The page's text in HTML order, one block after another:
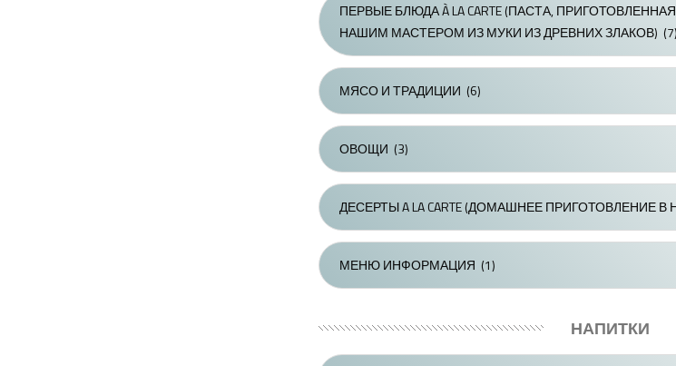
ПЕРВЫЕ БЛЮДА À LA CARTE (ПАСТА,
НАШИМ МАСТЕРОМ ИЗ МУКИ ИЗ ДРЕВНИХ ЗЛАКОВ) (7)
МЯСО И ТРАДИЦИИ (6)
ОВОЩИ (3)
ДЕСЕРТЫ A LA CARTE (ДОМАШНЕЕ ПРИГОТОВЛЕНИЕ
МЕНЮ ИНФОРМАЦИЯ (1)
НАПИТКИ